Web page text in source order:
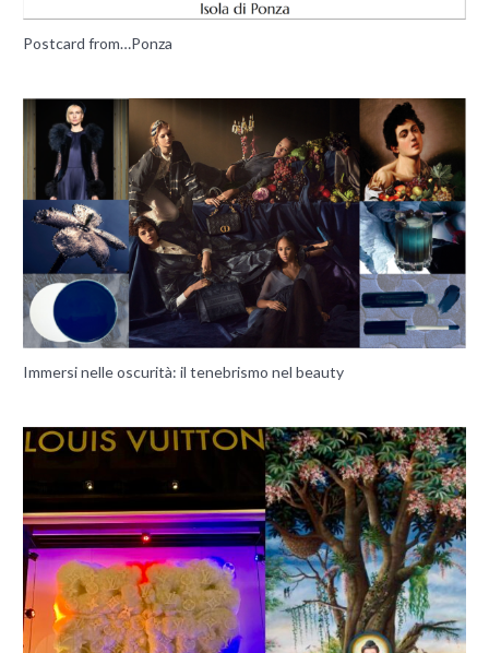
Postcard from…Ponza
Immersi nelle oscurità: il tenebrismo nel beauty